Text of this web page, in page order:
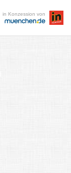
in Konzession von